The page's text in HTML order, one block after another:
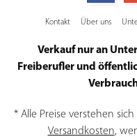
Kontakt Über uns
Verkauf nur an
Freiberufler und
* Alle Preise verstehen
Versandkosten,